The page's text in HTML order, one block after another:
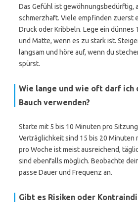
Das Gefühl ist gewöhnungsbedürftig,
schmerzhaft. Viele empfinden zuerst
Druck oder Kribbeln. Lege ein dünnes
und Matte, wenn es zu stark ist.
langsam und höre auf, wenn du
spürst.
Wie lange und wie oft darf ich
Bauch verwenden?
Starte mit 5 bis 10 Minuten pro
Verträglichkeit sind 15 bis 20 Minuten
pro Woche ist meist ausreichend,
sind ebenfalls möglich. Beobachte
passe Dauer und Frequenz an.
Gibt es Risiken oder